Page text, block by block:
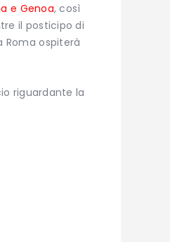
e Genoa, così
il posticipo di
Roma ospiterà
riguardante la